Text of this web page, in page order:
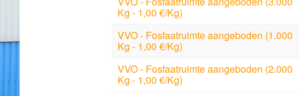
Kg - 1,00 €/Kg)
VVO - Fosfaatruimte aangeboden (1.000
Kg - 1,00 €/Kg)
VVO - Fosfaatruimte aangeboden (2.000
Kg - 1,00 €/Kg)